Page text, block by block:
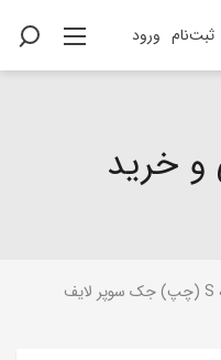
ثبت‌نام ورود
و خرید
کیت تک لنگه S‌ (چپ) جک سوپر لایف